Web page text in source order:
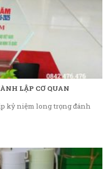
LẬP CƠ QUAN
kỷ niệm long trọng đánh